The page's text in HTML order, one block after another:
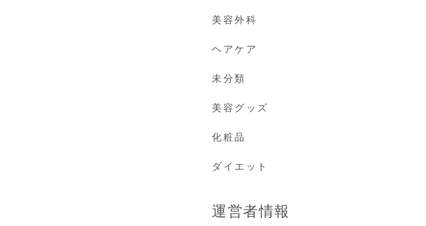
美容外科
ヘアケア
未分類
美容グッズ
化粧品
ダイエット
運営者情報